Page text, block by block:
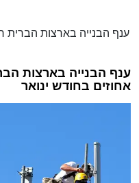
אחוזים בחודש ינואר